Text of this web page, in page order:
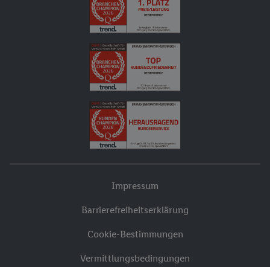
Impressum
Barrierefreiheitserklärung
Cookie-Bestimmungen
Vermittlungsbedingungen